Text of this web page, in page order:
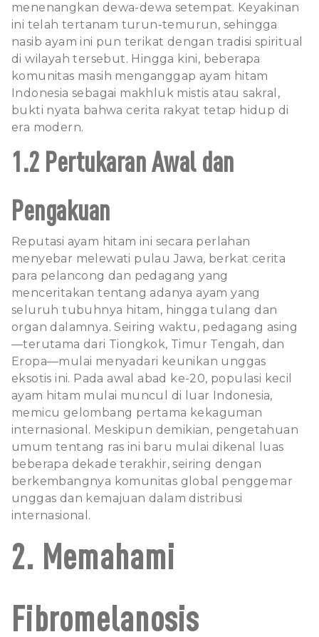
menenangkan dewa-dewa setempat. Keyakinan
ini telah tertanam turun-temurun, sehingga
nasib ayam ini pun terikat dengan tradisi spiritual
di wilayah tersebut. Hingga kini, beberapa
komunitas masih menganggap ayam hitam
Indonesia sebagai makhluk mistis atau sakral,
bukti nyata bahwa cerita rakyat tetap hidup di
era modern.
1.2 Pertukaran Awal dan
Pengakuan
Reputasi ayam hitam ini secara perlahan
menyebar melewati pulau Jawa, berkat cerita
para pelancong dan pedagang yang
menceritakan tentang adanya ayam yang
seluruh tubuhnya hitam, hingga tulang dan
organ dalamnya. Seiring waktu, pedagang asing
—terutama dari Tiongkok, Timur Tengah, dan
Eropa—mulai menyadari keunikan unggas
eksotis ini. Pada awal abad ke-20, populasi kecil
ayam hitam mulai muncul di luar Indonesia,
memicu gelombang pertama kekaguman
internasional. Meskipun demikian, pengetahuan
umum tentang ras ini baru mulai dikenal luas
beberapa dekade terakhir, seiring dengan
berkembangnya komunitas global penggemar
unggas dan kemajuan dalam distribusi
internasional.
2. Memahami
Fibromelanosis